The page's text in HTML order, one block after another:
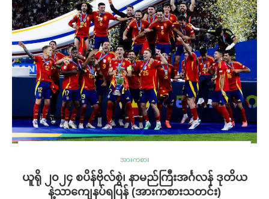
အားကစား
ယူရို ၂၀၂၄ စပိန်ဗိုလ်စွဲ၊ နာမည်ကြီးအင်္ဂလန် ဒုတိယ
နဲ့သာကျေနပ်ရပြန် (အားကစားသတင်း)